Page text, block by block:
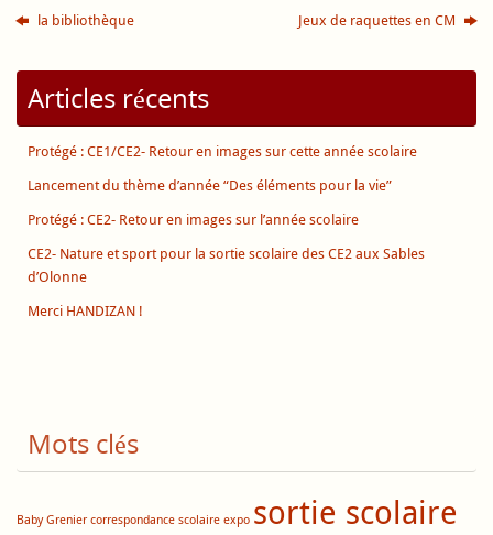
la bibliothèque Jeux de raquettes en CM
Articles récents
Protégé : CE1/CE2- Retour en images sur cette année scolaire
Lancement du thème d’année “Des éléments pour la vie”
Protégé : CE2- Retour en images sur l’année scolaire
CE2- Nature et sport pour la sortie scolaire des CE2 aux Sables
d’Olonne
Merci HANDIZAN !
Mots clés
Baby Grenier correspondance scolaire expo sortie scolaire